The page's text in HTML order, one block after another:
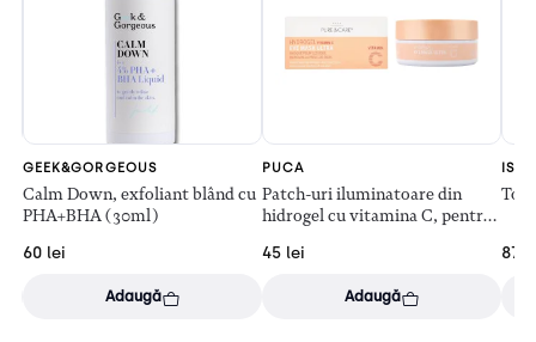
GEEK&GORGEOUS
Calm Down, exfoliant blând cu
PHA+BHA (30ml)
60 lei
Adaugă
PUCA
Patch-uri iluminatoare din
hidrogel cu vitamina C, pentru
45 lei
Adaugă
87